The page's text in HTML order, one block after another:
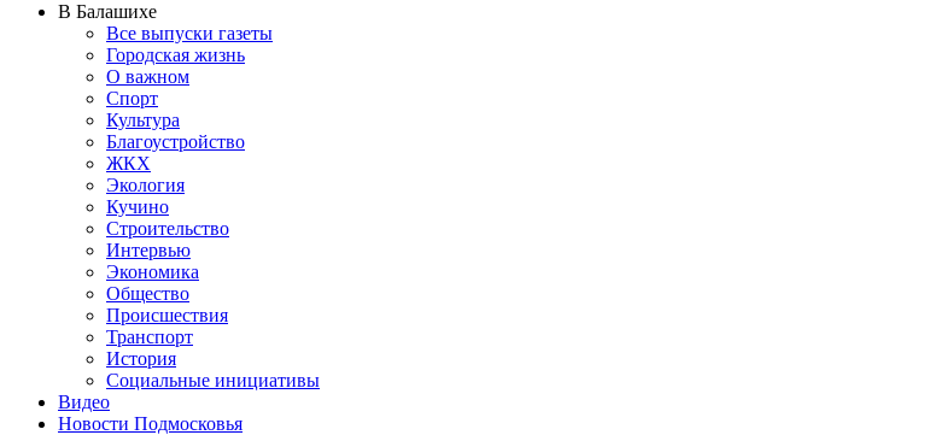
В Балашихе
Все выпуски газеты
Городская жизнь
О важном
Спорт
Культура
Благоустройство
ЖКХ
Экология
Кучино
Строительство
Интервью
Экономика
Общество
Происшествия
Транспорт
История
Социальные инициативы
Видео
Новости Подмосковья